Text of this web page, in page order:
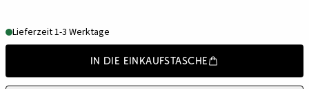
Lieferzeit 1-3 Werktage
In die Einkaufstasche